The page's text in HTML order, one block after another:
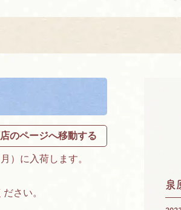
のページへ移動する
）に入荷します。
さい。
泉